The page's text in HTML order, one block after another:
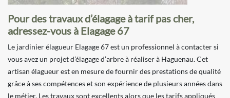
Pour des travaux d’élagage à tarif pas cher,
adressez-vous à Elagage 67
Le jardinier élagueur Elagage 67 est un professionnel à contacter si
vous avez un projet d’élagage d’arbre à réaliser à Haguenau. Cet
artisan élagueur est en mesure de fournir des prestations de qualité
grâce à ses compétences et son expérience de plusieurs années dans
le métier. Les travaux sont excellents alors que les tarifs appliqués